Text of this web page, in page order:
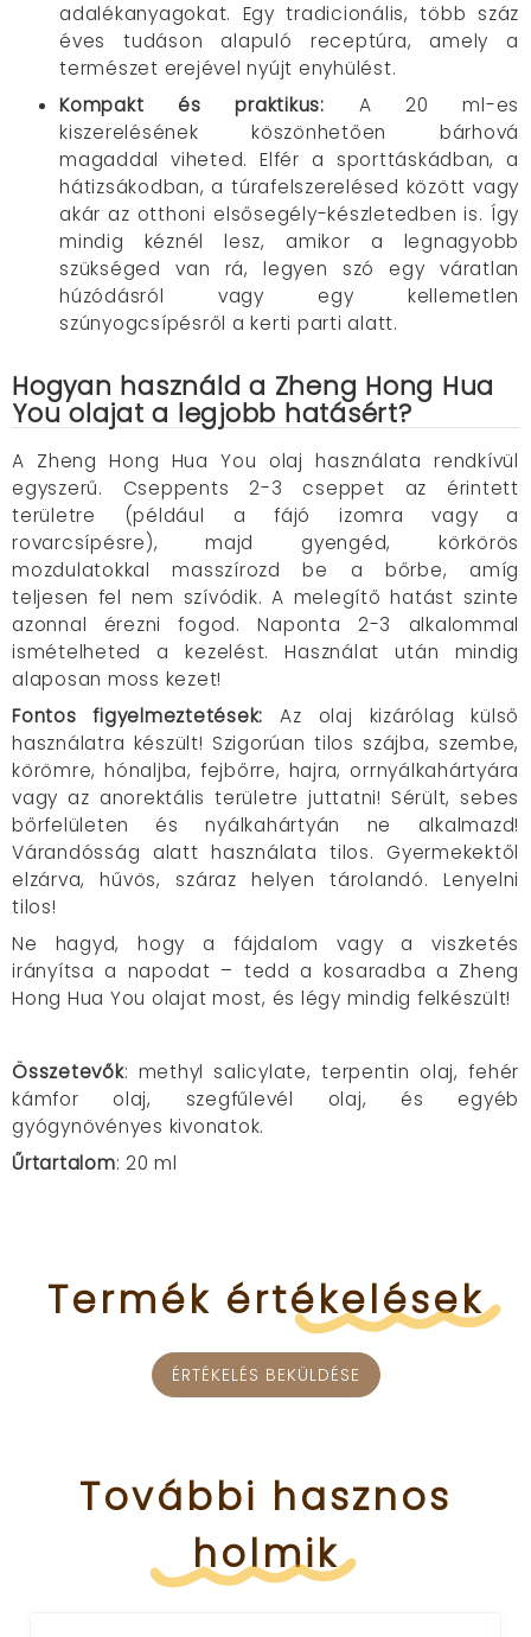
adalékanyagokat. Egy tradicionális, több száz
éves tudáson alapuló receptúra, amely a
természet erejével nyújt enyhülést.
Kompakt és praktikus: A 20 ml-es
kiszerelésének köszönhetően bárhová
magaddal viheted. Elfér a sporttáskádban, a
hátizsákodban, a túrafelszerelésed között vagy
akár az otthoni elsősegély-készletedben is. Így
mindig kéznél lesz, amikor a legnagyobb
szükséged van rá, legyen szó egy váratlan
húzódásról vagy egy kellemetlen
szúnyogcsípésről a kerti parti alatt.
Hogyan használd a Zheng Hong Hua
You olajat a legjobb hatásért?
A Zheng Hong Hua You olaj használata rendkívül
egyszerű. Cseppents 2-3 cseppet az érintett
területre (például a fájó izomra vagy a
rovarcsípésre), majd gyengéd, körkörös
mozdulatokkal masszírozd be a bőrbe, amíg
teljesen fel nem szívódik. A melegítő hatást szinte
azonnal érezni fogod. Naponta 2-3 alkalommal
ismételheted a kezelést. Használat után mindig
alaposan moss kezet!
Fontos figyelmeztetések: Az olaj kizárólag külső
használatra készült! Szigorúan tilos szájba, szembe,
körömre, hónaljba, fejbőrre, hajra, orrnyálkahártyára
vagy az anorektális területre juttatni! Sérült, sebes
bőrfelületen és nyálkahártyán ne alkalmazd!
Várandósság alatt használata tilos. Gyermekektől
elzárva, hűvös, száraz helyen tárolandó. Lenyelni
tilos!
Ne hagyd, hogy a fájdalom vagy a viszketés
irányítsa a napodat – tedd a kosaradba a Zheng
Hong Hua You olajat most, és légy mindig felkészült!
Összetevők: methyl salicylate, terpentin olaj, fehér
kámfor olaj, szegfűlevél olaj, és egyéb
gyógynövényes kivonatok.
Űrtartalom: 20 ml
Termék értékelések
ÉRTÉKELÉS BEKÜLDÉSE
További hasznos
holmik